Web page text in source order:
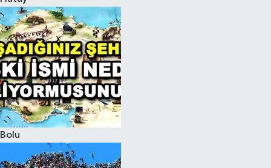
Bolu